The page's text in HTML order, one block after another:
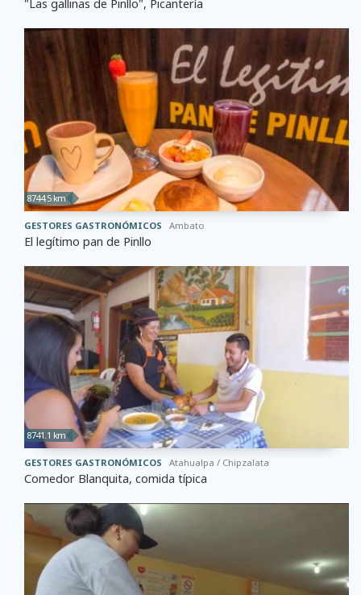
"Las gallinas de Pinllo", Picantería
8744.5 km
GESTORES GASTRONÓMICOS Ambato
El legítimo pan de Pinllo
8741.1 km
GESTORES GASTRONÓMICOS Atahualpa / Chipzalata
Comedor Blanquita, comida típica